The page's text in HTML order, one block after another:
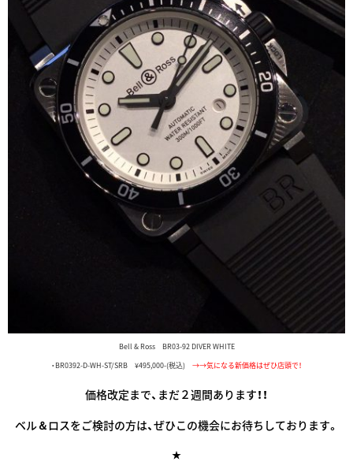
Bell & Ross BR03-92 DIVER WHITE
・BR0392-D-WH-ST/SRB ¥495,000-(税込) →→気になる新価格はぜひ店頭で！
価格改定まで、まだ２週間あります！！
ベル＆ロスをご検討の方は、ぜひこの機会にお待ちしております。
★